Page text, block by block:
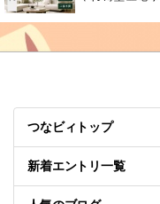
【全商品P5倍
グライト4.5畳
ledシーリングラ
ゃれ 薄型 豆電
つなビィトップ